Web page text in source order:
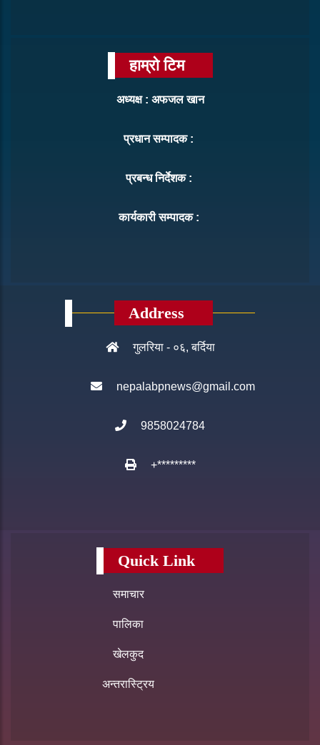
हाम्रो टिम
अध्यक्ष : अफजल खान
प्रधान सम्पादक :
प्रबन्ध निर्देशक :
कार्यकारी सम्पादक :
Address
गुलरिया - ०६, बर्दिया
nepalabpnews@gmail.com
9858024784
+*********
Quick Link
समाचार
पालिका
खेलकुद
अन्तरास्ट्रिय